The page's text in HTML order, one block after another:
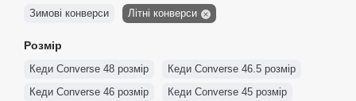
Зимові конверси Літні конверси
Розмір
Кеди Converse 48 розмір
Кеди Converse 46.5 розмір
Кеди Converse 46 розмір
Кеди Converse 45 розмір